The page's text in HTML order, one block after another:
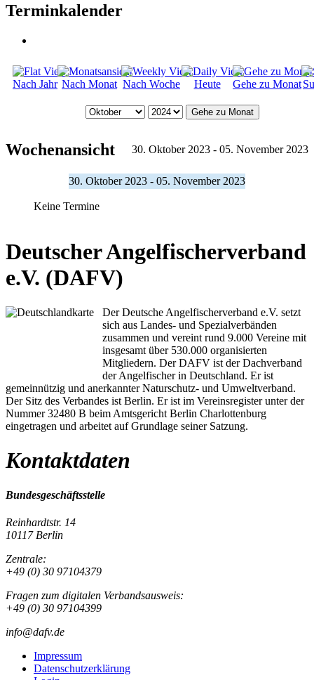
Terminkalender
Nach Jahr Nach Monat Nach Woche Heute Gehe zu Monat
Gehe zu Monat
Wochenansicht 30. Oktober 2023 - 05. November 2023
30. Oktober 2023 - 05. November 2023
Keine Termine
Deutscher Angelfischerverband
e.V. (DAFV)
Der Deutsche Angelfischerverband e.V. setzt
sich aus Landes- und Spezialverbänden
zusammen und vereint rund 9.000 Vereine mit
insgesamt über 530.000 organisierten
Mitgliedern. Der DAFV ist der Dachverband
der Angelfischer in Deutschland. Er ist
gemeinnützig und anerkannter Naturschutz- und Umweltverband.
Der Sitz des Verbandes ist Berlin. Er ist im Vereinsregister unter der
Nummer 32480 B beim Amtsgericht Berlin Charlottenburg
eingetragen und arbeitet auf Grundlage seiner Satzung.
Kontaktdaten
Bundesgeschäftsstelle
Reinhardtstr. 14
10117 Berlin
Zentrale:
+49 (0) 30 97104379
Fragen zum digitalen Verbandsausweis:
+49 (0) 30 97104399
info@dafv.de
Impressum
Datenschutzerklärung